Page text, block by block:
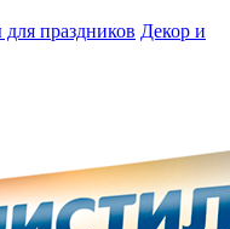
праздников Декор и